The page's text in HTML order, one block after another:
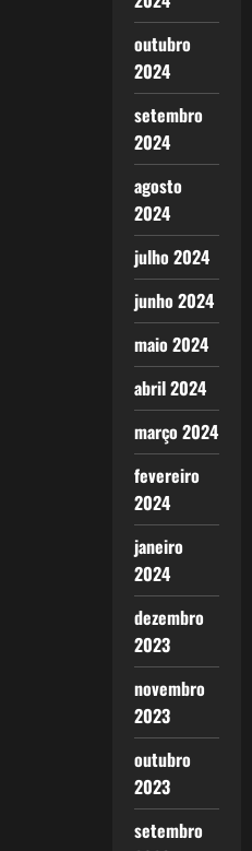
outubro
2024
setembro
2024
agosto
2024
julho 2024
junho 2024
maio 2024
abril 2024
março 2024
fevereiro
2024
janeiro
2024
dezembro
2023
novembro
2023
outubro
2023
setembro